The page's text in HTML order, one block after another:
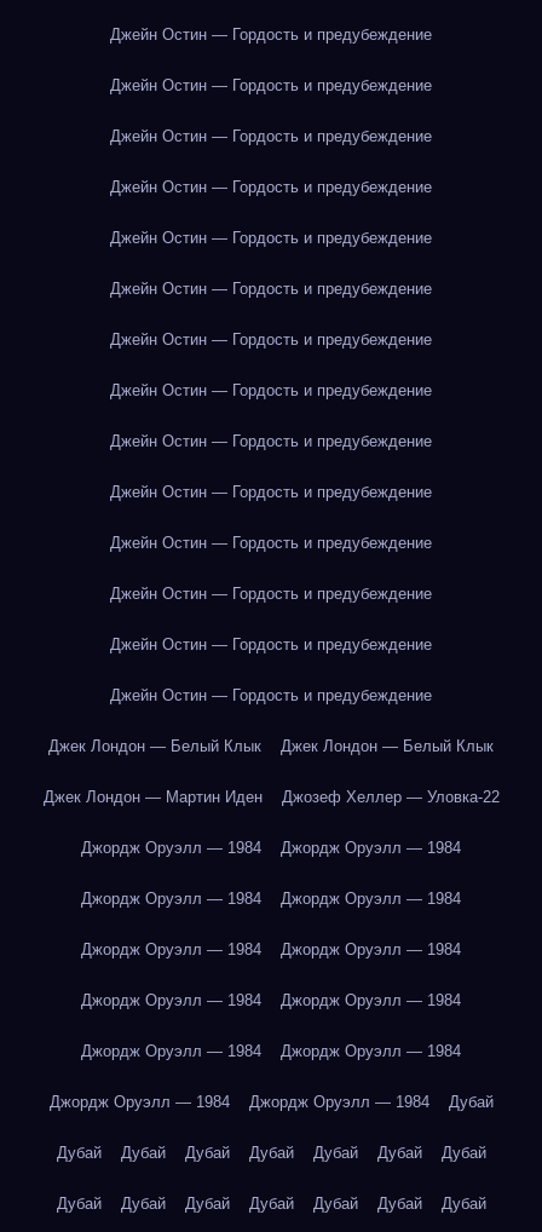
Джейн Остин — Гордость и предубеждение
Джейн Остин — Гордость и предубеждение
Джейн Остин — Гордость и предубеждение
Джейн Остин — Гордость и предубеждение
Джейн Остин — Гордость и предубеждение
Джейн Остин — Гордость и предубеждение
Джейн Остин — Гордость и предубеждение
Джейн Остин — Гордость и предубеждение
Джейн Остин — Гордость и предубеждение
Джейн Остин — Гордость и предубеждение
Джейн Остин — Гордость и предубеждение
Джейн Остин — Гордость и предубеждение
Джейн Остин — Гордость и предубеждение
Джейн Остин — Гордость и предубеждение
Джек Лондон — Белый Клык Джек Лондон — Белый Клык
Джек Лондон — Мартин Иден Джозеф Хеллер — Уловка-22
Джордж Оруэлл — 1984 Джордж Оруэлл — 1984
Джордж Оруэлл — 1984 Джордж Оруэлл — 1984
Джордж Оруэлл — 1984 Джордж Оруэлл — 1984
Джордж Оруэлл — 1984 Джордж Оруэлл — 1984
Джордж Оруэлл — 1984 Джордж Оруэлл — 1984
Джордж Оруэлл — 1984 Джордж Оруэлл — 1984 Дубай
Дубай Дубай Дубай Дубай Дубай Дубай Дубай
Дубай Дубай Дубай Дубай Дубай Дубай Дубай